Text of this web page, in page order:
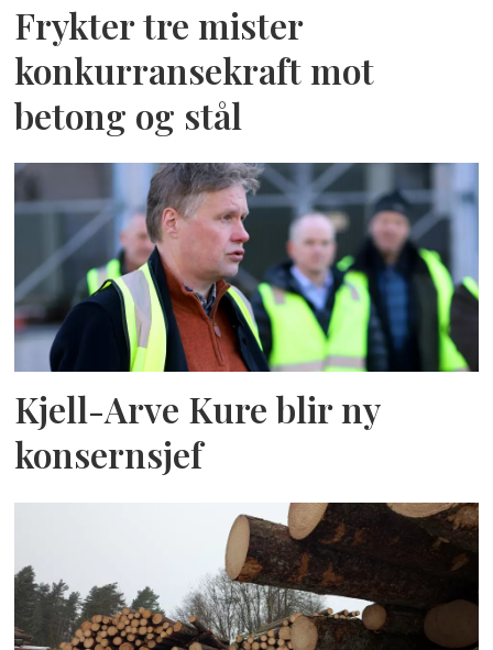
Frykter tre mister
konkurransekraft mot
betong og stål
Kjell-Arve Kure blir ny
konsernsjef